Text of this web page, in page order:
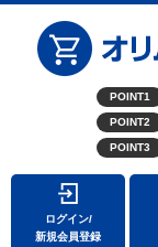
POINT1
POINT2
POINT3
ログイン/
新規会員登録